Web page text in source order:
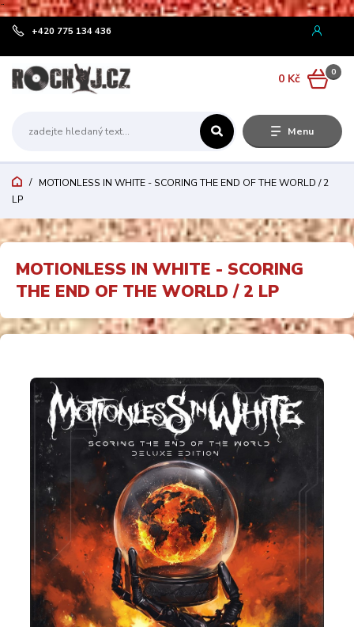
¨
Menu
+420 775 134 436
0
0 Kč
MOTIONLESS IN WHITE - SCORING THE END OF THE WORLD / 2
LP
MOTIONLESS IN WHITE - SCORING
THE END OF THE WORLD / 2 LP